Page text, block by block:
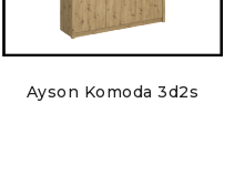
Ayson Komoda 3d2s